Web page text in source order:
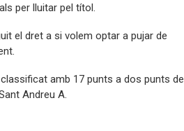
per lluitar pel títol.
el dret a si volem optar a pujar de
amb 17 punts a dos punts del
Andreu A.